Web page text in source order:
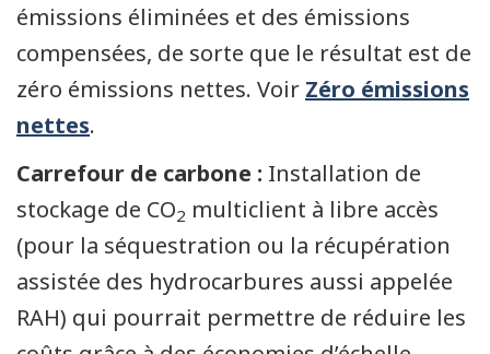
émissions éliminées et des émissions
compensées, de sorte que le résultat est de
zéro émissions nettes. Voir Zéro émissions
nettes.
Carrefour de carbone : Installation de
stockage de CO2 multiclient à libre accès
(pour la séquestration ou la récupération
assistée des hydrocarbures aussi appelée
RAH) qui pourrait permettre de réduire les